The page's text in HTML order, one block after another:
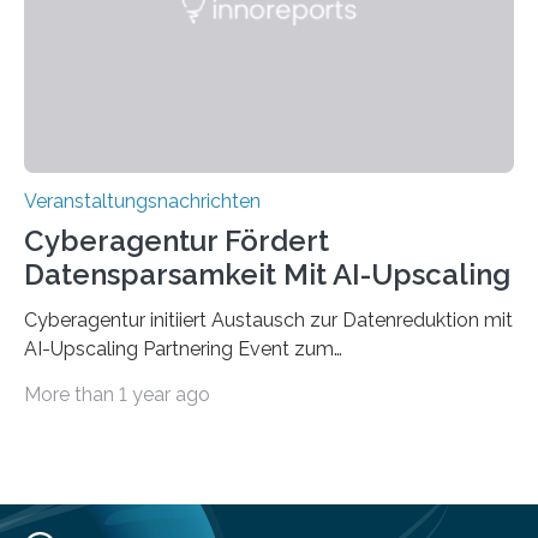
„QUAZAR“ mit insgesamt 1,15 Millionen Euro über vier
Veranstaltungsnachrichten
Cyberagentur Fördert
Datensparsamkeit Mit AI-Upscaling
Cyberagentur initiiert Austausch zur Datenreduktion mit
AI-Upscaling Partnering Event zum
innovative DatenverarbeitungDie Agentur für
Entwicklung von Technologien zur gezielten
More than 1 year ago